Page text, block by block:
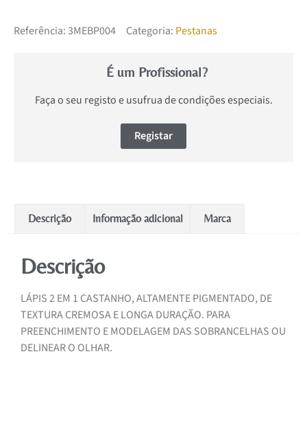
Referência:3MEBP004 Categoria: Pestanas
É um Profissional?
Faça o seu registo e usufrua de condições especiais.
Registar
Descrição Informação adicional Marca
Descrição
LÁPIS 2 EM 1 CASTANHO, ALTAMENTE PIGMENTADO, DE
TEXTURA CREMOSA E LONGA DURAÇÃO. PARA
PREENCHIMENTO E MODELAGEM DAS SOBRANCELHAS OU
DELINEAR O OLHAR.